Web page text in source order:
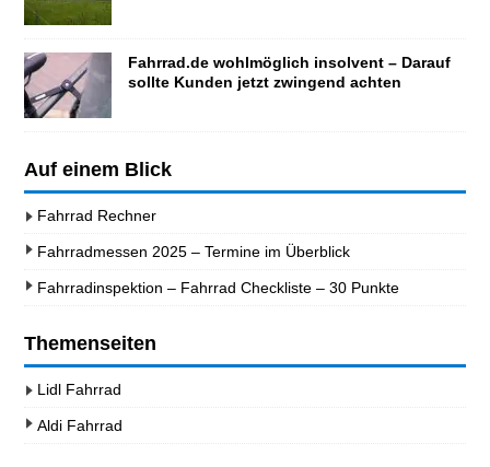
Fahrrad.de wohlmöglich insolvent – Darauf
sollte Kunden jetzt zwingend achten
Auf einem Blick
Fahrrad Rechner
Fahrradmessen 2025 – Termine im Überblick
Fahrradinspektion – Fahrrad Checkliste – 30 Punkte
Themenseiten
Lidl Fahrrad
Aldi Fahrrad